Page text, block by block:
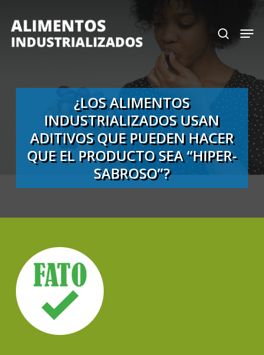
main
search
¿LOS ALIMENTOS
INDUSTRIALIZADOS USAN
ADITIVOS QUE PUEDEN HACER
QUE EL PRODUCTO SEA “HIPER-
SABROSO”?
Close